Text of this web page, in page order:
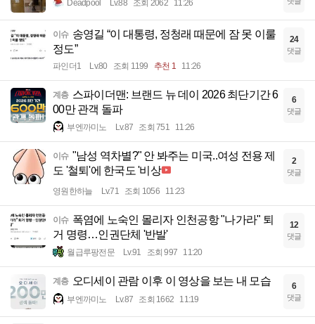
Deadpool Lv.88 조회 2062 11:26
이슈 송영길 “이 대통령, 정청래 때문에 잠 못 이룰
정도”
파인더1 Lv.80 조회 1199 추천 1 11:26
24
댓글
계층 스파이더맨: 브랜드 뉴 데이 2026 최단기간 6
00만 관객 돌파
부엔까미노 Lv.87 조회 751 11:26
6
댓글
이슈 "남성 역차별?" 안 봐주는 미국..여성 전용 제
도 '철퇴'에 한국도 '비상
영원한하늘 Lv.71 조회 1056 11:23
2
댓글
이슈 폭염에 노숙인 몰리자 인천공항 "나가라" 퇴
거 명령…인권단체 '반발'
월급루팡전문 Lv.91 조회 997 11:20
12
댓글
계층 오디세이 관람 이후 이 영상을 보는 내 모습
부엔까미노 Lv.87 조회 1662 11:19
6
댓글